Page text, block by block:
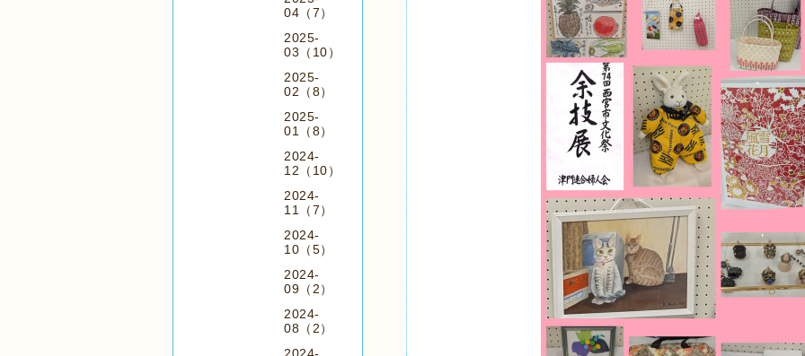
04（7）
2025-
03（10）
2025-
02（8）
2025-
01（8）
2024-
12（10）
2024-
11（7）
2024-
10（5）
2024-
09（2）
2024-
08（2）